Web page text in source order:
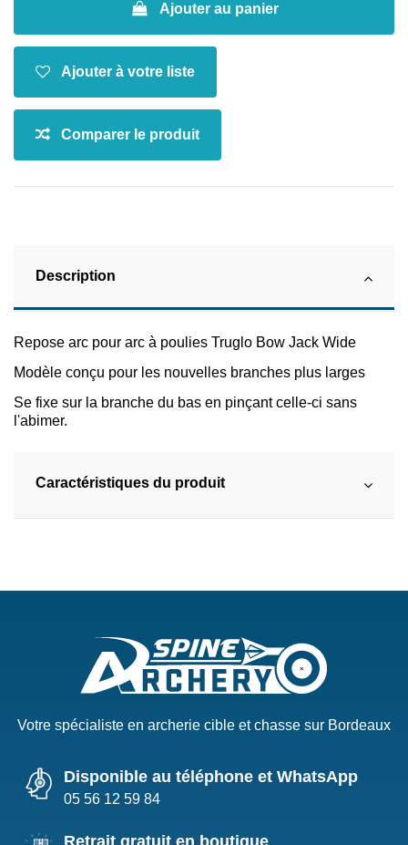
Ajouter au panier
Description
Repose arc pour arc à poulies Truglo Bow Jack Wide
Modèle conçu pour les nouvelles branches plus larges
Se fixe sur la branche du bas en pinçant celle-ci sans
l'abimer.
Caractéristiques du produit
Votre spécialiste en archerie cible et chasse sur Bordeaux
Disponible au téléphone et WhatsApp
05 56 12 59 84
Retrait gratuit en boutique